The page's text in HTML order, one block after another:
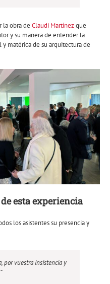
la obra de Claudi Martínezque
y su manera de entender la
matérica de su arquitectura de
esta experiencia
los asistentes su presencia y
por vuestra insistencia y